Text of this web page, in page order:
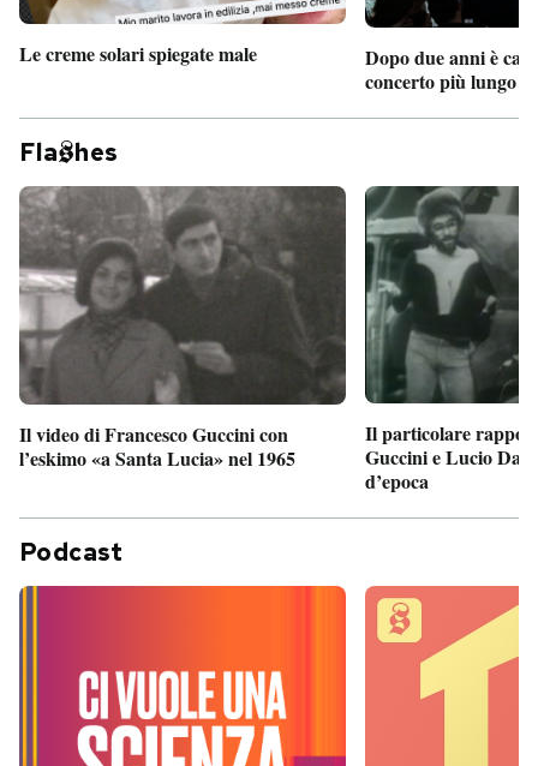
Le creme solari spiegate male
Dopo due anni è
concerto più lungo
Fla hes
Il video di Francesco Guccini con
l’eskimo «a Santa Lucia» nel 1965
Il particolare
Guccini e Lucio
d’epoca
Podcast